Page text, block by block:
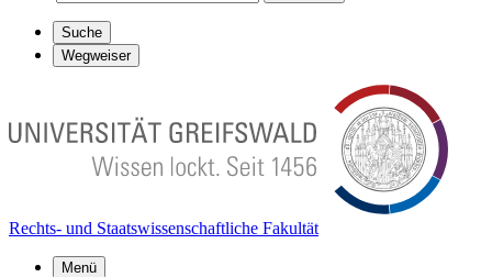
Suche
Wegweiser
Rechts- und Staatswissenschaftliche Fakultät
Menü